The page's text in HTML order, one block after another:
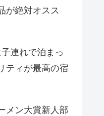
が絶対オスス
連れで泊まっ
ティが最高の宿
メン大賞新人部